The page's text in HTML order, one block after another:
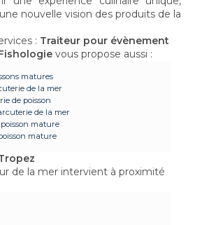
nouvelle vision des produits de la
: Traiteur pour évènement
vous propose aussi :
matures
de la mer
de poisson
de la mer
mature
mature
de la mer intervient à proximité